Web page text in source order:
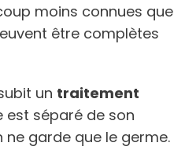
moins connues que
être complètes
un traitement
est séparé de son
ne garde que le germe.